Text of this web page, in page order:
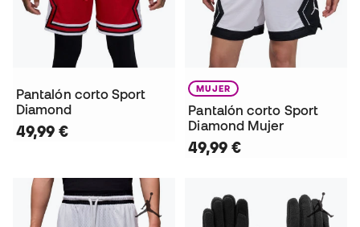
Pantalón corto Sport
Diamond
49,99 €
MUJER
Pantalón corto Sport
Diamond Mujer
49,99 €